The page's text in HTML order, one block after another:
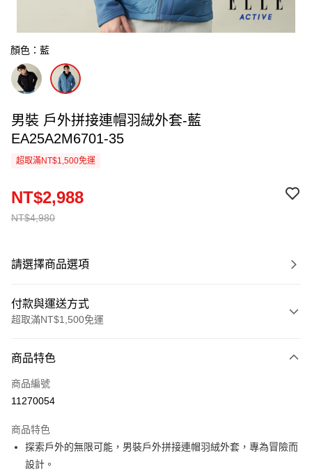
顏色：藍
男裝 戶外拼接連帽羽絨外套-藍
EA25A2M6701-35
超取滿NT$1,500免運
NT$4,980
NT$2,988
請選擇商品選項
付款與運送方式
超取滿NT$1,500免運
信用卡一次付款
超商取貨付款
Apple Pay
悠遊付
商品特色
商品編號
11270054
商品特色
探索戶外的無限可能，男裝戶外拼接連帽羽絨外套，專為冒險而
設計。